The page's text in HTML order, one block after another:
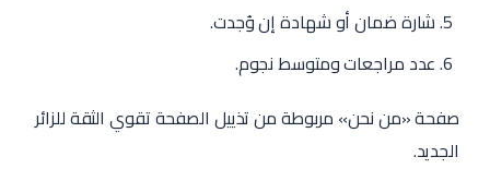
شارة ضمان أو شهادة إن وُجدت.
عدد مراجعات ومتوسط نجوم.
صفحة «من نحن» مربوطة من تذييل الصفحة تقوي الثقة للزائر
الجديد.